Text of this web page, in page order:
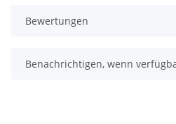
Bewertungen
Benachrichtigen, wenn